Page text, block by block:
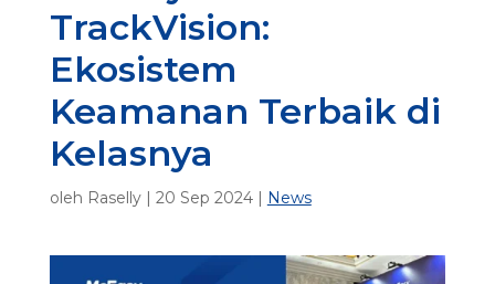
TrackVision:
Ekosistem
Keamanan Terbaik di
Kelasnya
oleh Raselly| 20 Sep 2024| News